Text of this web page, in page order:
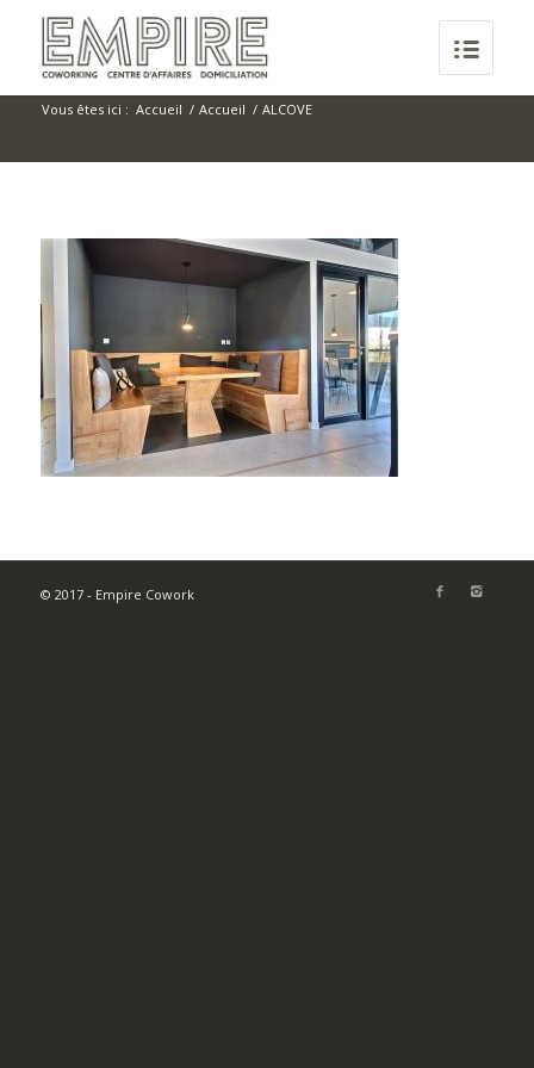
Vous êtes ici : Accueil / Accueil / ALCOVE
© 2017 - Empire Cowork